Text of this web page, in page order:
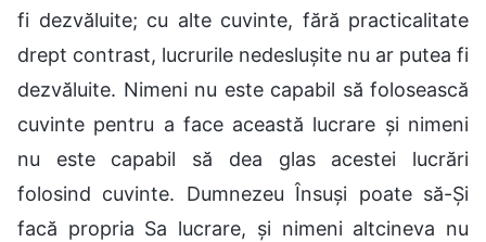
fi dezvăluite; cu alte cuvinte, fără practicalitate
drept contrast, lucrurile nedeslușite nu ar putea fi
dezvăluite. Nimeni nu este capabil să folosească
cuvinte pentru a face această lucrare și nimeni
nu este capabil să dea glas acestei lucrări
folosind cuvinte. Dumnezeu Însuși poate să-Și
facă propria Sa lucrare, și nimeni altcineva nu